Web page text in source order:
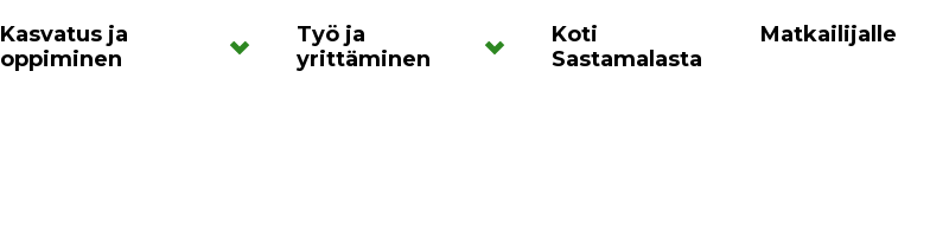
Kasvatus ja
oppiminen
Työ ja
yrittäminen
Koti
Sastamalasta
Matkailijalle